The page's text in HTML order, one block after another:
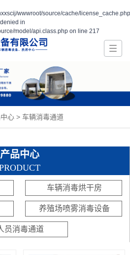
wwwroot/source/cache/
in
model/api.class.php on line 217
心 > 车辆消毒通道
产品中心
车辆消毒烘干房
养殖场喷雾消毒设备
员消毒通道